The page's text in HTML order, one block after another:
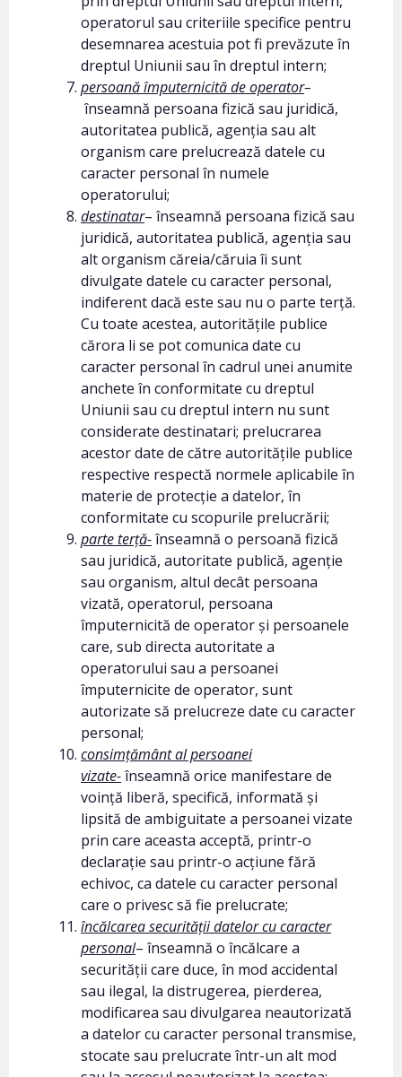
operatorul sau criteriile specifice pentru
desemnarea acestuia pot fi prevăzute în
dreptul Uniunii sau în dreptul intern;
persoană împuternicită de operator–
înseamnă persoana fizică sau juridică,
autoritatea publică, agenția sau alt
organism care prelucrează datele cu
caracter personal în numele
operatorului;
destinatar– înseamnă persoana fizică sau
juridică, autoritatea publică, agenția sau
alt organism căreia/căruia îi sunt
divulgate datele cu caracter personal,
indiferent dacă este sau nu o parte terță.
Cu toate acestea, autoritățile publice
cărora li se pot comunica date cu
caracter personal în cadrul unei anumite
anchete în conformitate cu dreptul
Uniunii sau cu dreptul intern nu sunt
considerate destinatari; prelucrarea
acestor date de către autoritățile publice
respective respectă normele aplicabile în
materie de protecție a datelor, în
conformitate cu scopurile prelucrării;
parte terță-înseamnă o persoană fizică
sau juridică, autoritate publică, agenție
sau organism, altul decât persoana
vizată, operatorul, persoana
împuternicită de operator și persoanele
care, sub directa autoritate a
operatorului sau a persoanei
împuternicite de operator, sunt
autorizate să prelucreze date cu caracter
personal;
consimțământ al persoanei
vizate-înseamnă orice manifestare de
voință liberă, specifică, informată și
lipsită de ambiguitate a persoanei vizate
prin care aceasta acceptă, printr-o
declarație sau printr-o acțiune fără
echivoc, ca datele cu caracter personal
care o privesc să fie prelucrate;
încălcarea securității datelor cu caracter
personal– înseamnă o încălcare a
securității care duce, în mod accidental
sau ilegal, la distrugerea, pierderea,
modificarea sau divulgarea neautorizată
a datelor cu caracter personal transmise,
stocate sau prelucrate într-un alt mod